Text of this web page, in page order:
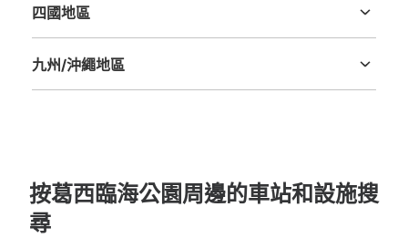
付款方式
現金, ICカード
四國地區
九州/沖繩地區
按葛西臨海公園周邊的車站和設施搜
尋